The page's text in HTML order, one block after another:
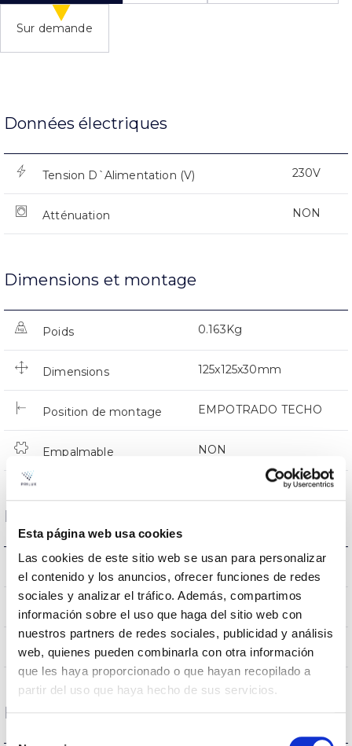
Esta página web usa cookies
Las cookies de este sitio web se usan para personalizar
el contenido y los anuncios, ofrecer funciones de redes
sociales y analizar el tráfico. Además, compartimos
información sobre el uso que haga del sitio web con
nuestros partners de redes sociales, publicidad y análisis
web, quienes pueden combinarla con otra información
que les haya proporcionado o que hayan recopilado a
partir del uso que haya hecho de sus servicios.
Sur demande
Données électriques
Tension D`Alimentation (V) 230V
Atténuation NON
Dimensions et montage
Poids 0.163Kg
Dimensions 125x125x30mm
Position de montage EMPOTRADO TECHO
Empalmable NON
Données optiques
3000K
CRI Indice de rendu des couleurs
Angle d’ouverture 100
Logement et finition